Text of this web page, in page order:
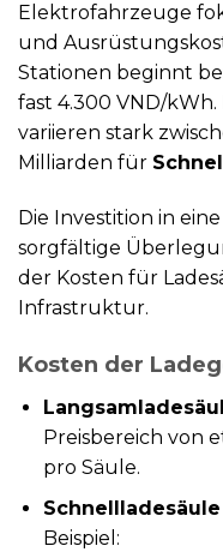
Elektrofahrzeuge
und
Stationen beginnt
fast 4.300 VND/
variieren stark
Milliarden für
Die Investition in
sorgfältige
der Kosten für
Infrastruktur.
Kosten der
Preisbereich von
pro Säule.
Schnellladesäule
Beispiel: